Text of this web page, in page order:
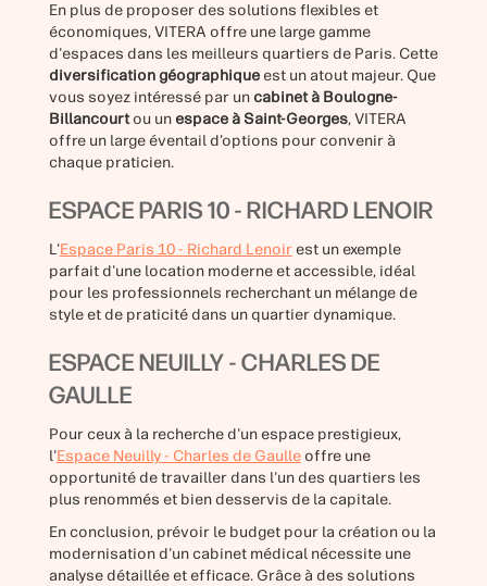
En plus de proposer des solutions flexibles et
économiques, VITERA offre une large gamme
d'espaces dans les meilleurs quartiers de Paris. Cette
diversification géographiqueest un atout majeur. Que
vous soyez intéressé par un cabinet à Boulogne-
Billancourtou un espace à Saint-Georges, VITERA
offre un large éventail d’options pour convenir à
chaque praticien.
ESPACE PARIS 10 - RICHARD LENOIR
L'Espace Paris 10 - Richard Lenoirest un exemple
parfait d'une location moderne et accessible, idéal
pour les professionnels recherchant un mélange de
style et de praticité dans un quartier dynamique.
ESPACE NEUILLY - CHARLES DE
GAULLE
Pour ceux à la recherche d'un espace prestigieux,
l'Espace Neuilly - Charles de Gaulleoffre une
opportunité de travailler dans l'un des quartiers les
plus renommés et bien desservis de la capitale.
En conclusion, prévoir le budget pour la création ou la
modernisation d'un cabinet médical nécessite une
analyse détaillée et efficace. Grâce à des solutions